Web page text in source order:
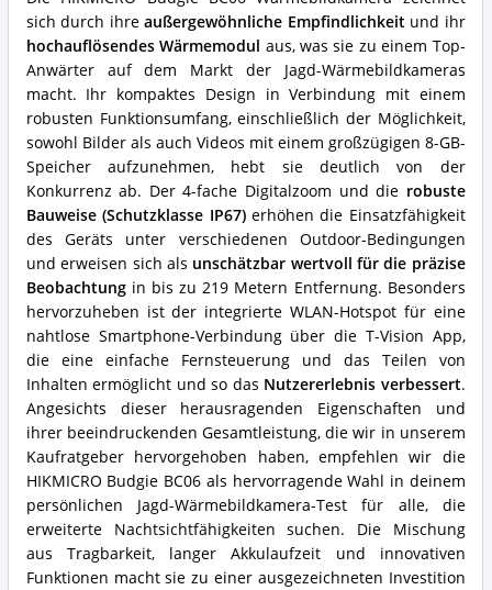
sich durch ihreaußergewöhnliche Empfindlichkeitund ihr
hochauflösendes Wärmemodul aus, was sie zu einem Top-
Anwärter auf dem Markt der Jagd-Wärmebildkameras
macht. Ihr kompaktes Design in Verbindung mit einem
robusten Funktionsumfang, einschließlich der Möglichkeit,
sowohl Bilder als auch Videos mit einem großzügigen 8-GB-
Speicher aufzunehmen, hebt sie deutlich von der
Konkurrenz ab. Der 4-fache Digitalzoom und die robuste
Bauweise (Schutzklasse IP67)erhöhen die Einsatzfähigkeit
des Geräts unter verschiedenen Outdoor-Bedingungen
und erweisen sich als unschätzbar wertvoll für die präzise
Beobachtungin bis zu 219 Metern Entfernung. Besonders
hervorzuheben ist der integrierte WLAN-Hotspot für eine
nahtlose Smartphone-Verbindung über die T-Vision App,
die eine einfache Fernsteuerung und das Teilen von
Inhalten ermöglicht und so das Nutzererlebnis verbessert.
Angesichts dieser herausragenden Eigenschaften und
ihrer beeindruckenden Gesamtleistung, die wir in unserem
Kaufratgeber hervorgehoben haben, empfehlen wir die
HIKMICRO Budgie BC06 als hervorragende Wahl in deinem
persönlichen Jagd-Wärmebildkamera-Test für alle, die
erweiterte Nachtsichtfähigkeiten suchen. Die Mischung
aus Tragbarkeit, langer Akkulaufzeit und innovativen
Funktionen macht sie zu einer ausgezeichneten Investition
Wärmebildkamera?